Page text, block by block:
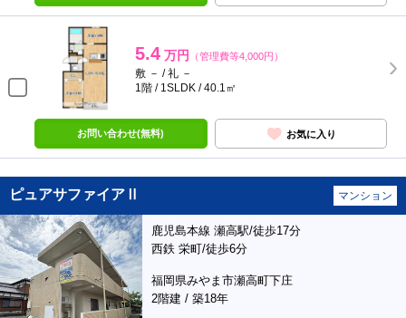
5.4 万円 （管理費等4,000円）
敷 － / 礼 －
1階 / 1SLDK / 40.1㎡
お問い合わせ(無料) お気に入り
ピュアサファイアⅡ マンション
鹿児島本線 瀬高駅/徒歩17分
西鉄 栄町/徒歩6分
福岡県みやま市瀬高町下庄
2階建 / 築18年